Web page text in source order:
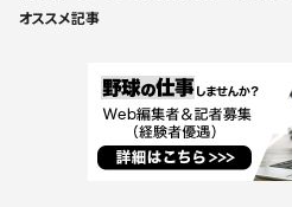
オススメ記事